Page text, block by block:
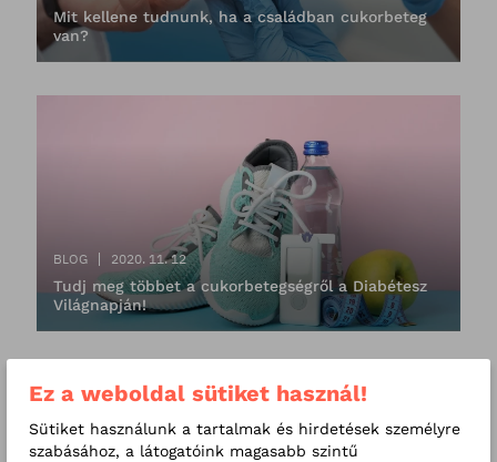
Mit kellene tudnunk, ha a családban cukorbeteg
van?
BLOG 2020. 11. 12
Tudj meg többet a cukorbetegségről a Diabétesz
Világnapján!
Ez a weboldal sütiket használ!
Sütiket használunk a tartalmak és hirdetések személyre
szabásához, a látogatóink magasabb szintű